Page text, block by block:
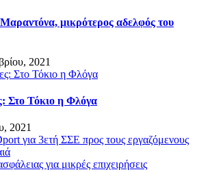
μικρότερος αδελφός του
2021
Στο Τόκιο η Φλόγα
2021
για 3ετή ΣΣΕ προς τους εργαζόμενους
για μικρές επιχειρήσεις